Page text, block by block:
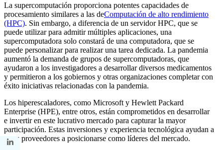
La supercomputación proporciona potentes capacidades de
procesamiento similares a las deComputación de alto rendimiento
(HPC). Sin embargo, a diferencia de un servidor HPC, que se
puede utilizar para admitir múltiples aplicaciones, una
supercomputadora solo constará de una computadora, que se
puede personalizar para realizar una tarea dedicada. La pandemia
aumentó la demanda de grupos de supercomputadoras, que
ayudaron a los investigadores a desarrollar diversos medicamentos
y permitieron a los gobiernos y otras organizaciones completar con
éxito iniciativas relacionadas con la pandemia.
Los hiperescaladores, como Microsoft y Hewlett Packard
Enterprise (HPE), entre otros, están comprometidos en desarrollar
e invertir en este lucrativo mercado para capturar la mayor
participación. Estas inversiones y experiencia tecnológica ayudan a
estos proveedores a posicionarse como líderes del mercado.